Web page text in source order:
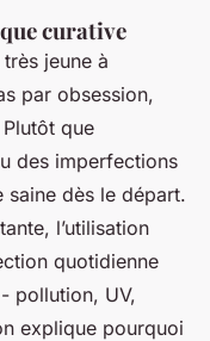
curative
jeune à
par obsession,
que
des imperfections
saine dès le départ.
l’utilisation
quotidienne
pollution, UV,
explique pourquoi